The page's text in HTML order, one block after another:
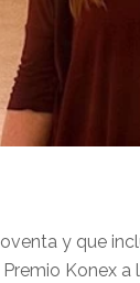
y que
Konex a